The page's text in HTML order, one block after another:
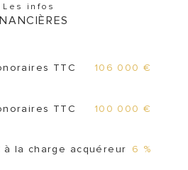
Les infos
TTC
106 000 €
TTC
100 000 €
à la charge acquéreur 6 %